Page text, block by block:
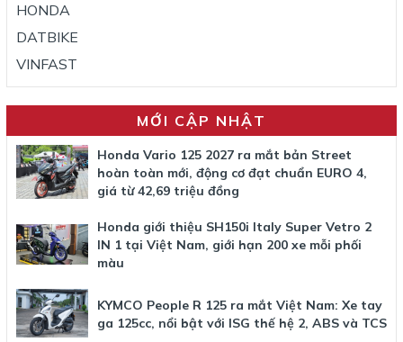
HONDA
DATBIKE
VINFAST
MỚI CẬP NHẬT
Honda Vario 125 2027 ra mắt bản Street
hoàn toàn mới, động cơ đạt chuẩn EURO 4,
giá từ 42,69 triệu đồng
Honda giới thiệu SH150i Italy Super Vetro 2
IN 1 tại Việt Nam, giới hạn 200 xe mỗi phối
màu
KYMCO People R 125 ra mắt Việt Nam: Xe tay
ga 125cc, nổi bật với ISG thế hệ 2, ABS và TCS